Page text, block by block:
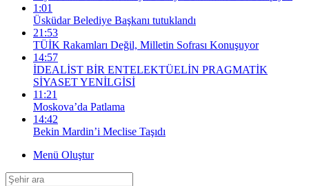
1:01
Üsküdar Belediye Başkanı tutuklandı
21:53
TÜİK Rakamları Değil, Milletin Sofrası Konuşuyor
14:57
İDEALİST BİR ENTELEKTÜELİN PRAGMATİK
SİYASET YENİLGİSİ
11:21
Moskova’da Patlama
14:42
Bekin Mardin’i Meclise Taşıdı
Menü Oluştur